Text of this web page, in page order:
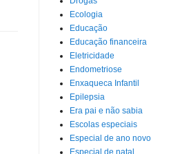
Ecologia
Educação
Educação financeira
Eletricidade
Endometriose
Enxaqueca Infantil
Epilepsia
Era pai e não sabia
Escolas especiais
Especial de ano novo
Especial de natal